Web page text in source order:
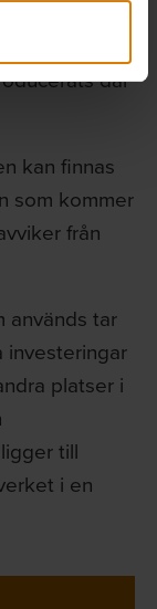
fördelning
av
där
kan finnas
som kommer
från
används tar
investeringar
platser i
till
i en